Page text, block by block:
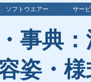
ソフトウエアー サー
事典
姿・